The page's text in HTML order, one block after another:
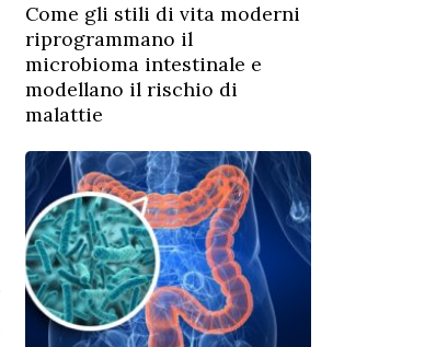
Come gli stili di vita moderni
riprogrammano il
microbioma intestinale e
modellano il rischio di
malattie